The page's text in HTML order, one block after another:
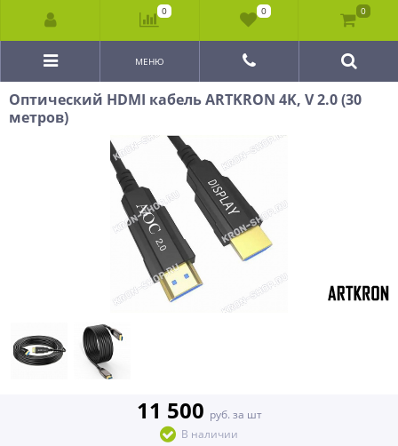
МЕНЮ
Оптический HDMI кабель ARTKRON 4K, V 2.0 (30
метров)
11 500 руб. за шт
В наличии
0 0 0